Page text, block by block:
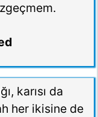
karısı da
her ikisine de